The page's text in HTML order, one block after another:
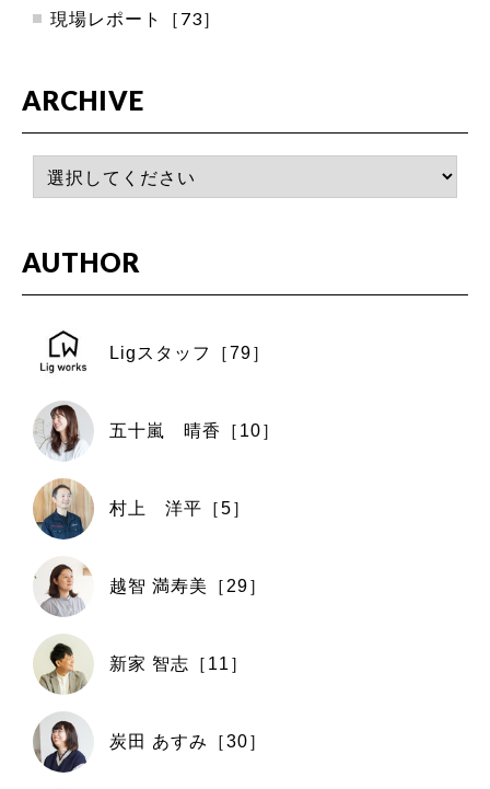
現場レポート［73］
ARCHIVE
AUTHOR
Ligスタッフ［79］
五十嵐 晴香［10］
村上 洋平［5］
越智 満寿美［29］
新家 智志［11］
炭田 あすみ［30］